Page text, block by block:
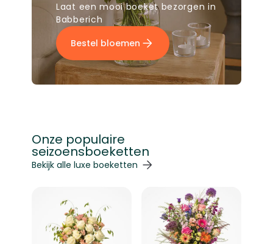
Laat een mooi boeket bezorgen in
Babberich
Bestel bloemen
Onze populaire
seizoensboeketten
Navigeren door de elementen van de carrousel is
Druk om carrousel over te slaan
Bekijk alle luxe boeketten